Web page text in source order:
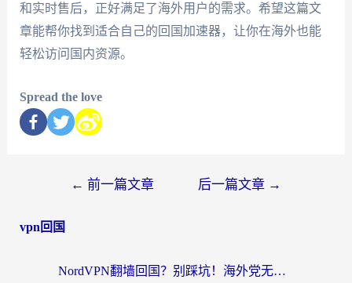
和实时售后，正好满足了海外用户的需求。希望这篇文
章能帮你找到适合自己的回国加速器，让你在海外也能
轻松访问国内资源。
Spread the love
← 前一篇文章 后一篇文章 →
vpn回国
NordVPN翻墙回国？别踩坑！海外党无缝访问国内资源的真实指南